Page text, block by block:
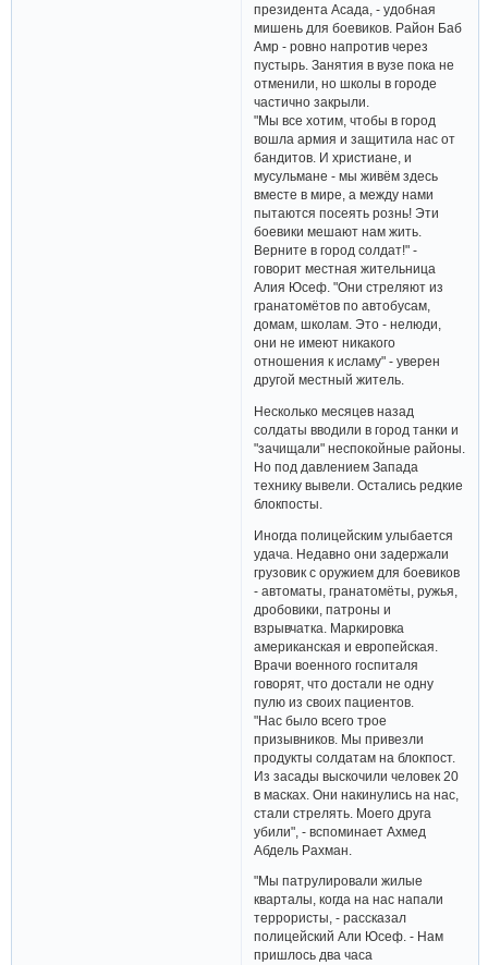
президента Асада, - удобная
мишень для боевиков. Район Баб
Амр - ровно напротив через
пустырь. Занятия в вузе пока не
отменили, но школы в городе
частично закрыли.
"Мы все хотим, чтобы в город
вошла армия и защитила нас от
бандитов. И христиане, и
мусульмане - мы живём здесь
вместе в мире, а между нами
пытаются посеять рознь! Эти
боевики мешают нам жить.
Верните в город солдат!" -
говорит местная жительница
Алия Юсеф. "Они стреляют из
гранатомётов по автобусам,
домам, школам. Это - нелюди,
они не имеют никакого
отношения к исламу" - уверен
другой местный житель.
Несколько месяцев назад
солдаты вводили в город танки и
"зачищали" неспокойные районы.
Но под давлением Запада
технику вывели. Остались редкие
блокпосты.
Иногда полицейским улыбается
удача. Недавно они задержали
грузовик с оружием для боевиков
- автоматы, гранатомёты, ружья,
дробовики, патроны и
взрывчатка. Маркировка
американская и европейская.
Врачи военного госпиталя
говорят, что достали не одну
пулю из своих пациентов.
"Нас было всего трое
призывников. Мы привезли
продукты солдатам на блокпост.
Из засады выскочили человек 20
в масках. Они накинулись на нас,
стали стрелять. Моего друга
убили", - вспоминает Ахмед
Абдель Рахман.
"Мы патрулировали жилые
кварталы, когда на нас напали
террористы, - рассказал
полицейский Али Юсеф. - Нам
пришлось два часа